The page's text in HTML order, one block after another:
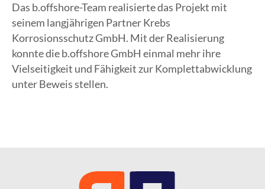
Das b.offshore-Team realisierte das Projekt mit
seinem langjährigen Partner Krebs
Korrosionsschutz GmbH. Mit der Realisierung
konnte die b.offshore GmbH einmal mehr ihre
Vielseitigkeit und Fähigkeit zur Komplettabwicklung
unter Beweis stellen.